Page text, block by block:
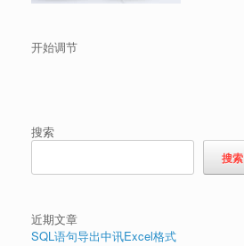
开始调节
搜索
搜索
近期文章
SQL语句导出中讯Excel格式